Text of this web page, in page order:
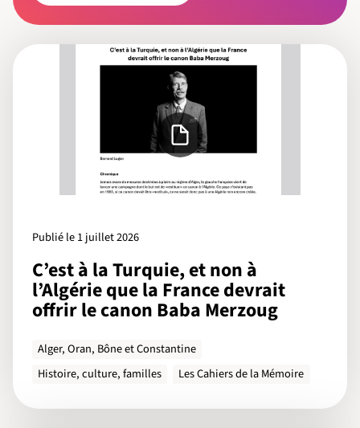
Publié le 1 juillet 2026
C’est à la Turquie, et non à
l’Algérie que la France devrait
offrir le canon Baba Merzoug
Alger, Oran, Bône et Constantine
Histoire, culture, familles
Les Cahiers de la Mémoire